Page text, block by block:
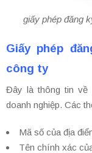
giấy phép đăng
Giấy phép
công ty
Đây là thông tin về
doanh nghiệp. Các
Mã số của địa
Tên chính xác